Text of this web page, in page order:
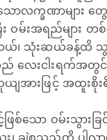
စသောလက္ခဏာမျာ
ဝမ်းအရည်များ တ
ယ်၊ သုံးဆယ်ခန့်ထိ
လေးငါးရက်အတွင်း
ယျအားဖြင့် အထူးစိုး
စ်သော ဝမ်းသွားခြင်
း၊ ချွဲစသည်တို့ ပါ